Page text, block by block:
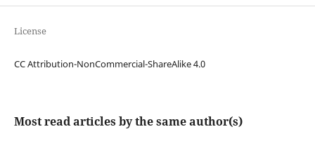
License
CC Attribution-NonCommercial-ShareAlike 4.0
Most read articles by the same author(s)